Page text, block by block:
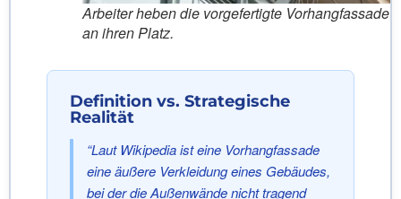
Arbeiter heben die vorgefertigte Vorhangfassade
an ihren Platz.
Definition vs. Strategische
Realität
“Laut Wikipedia ist eine Vorhangfassade
eine äußere Verkleidung eines Gebäudes,
bei der die Außenwände nicht tragend